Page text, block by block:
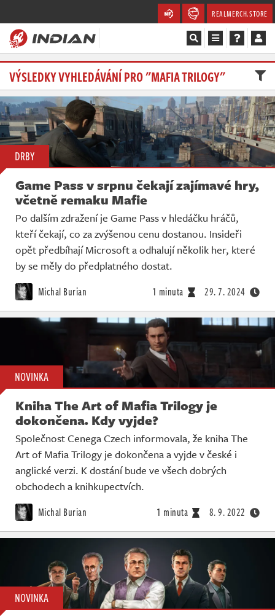
REALMERCH.STORE
Magazín
Recenze
Videa
Soutěže
Databáze
Komunita
Redakce
Živě
VÝSLEDKY VYHLEDÁVÁNÍ PRO "MAFIA TRILOGY"
DRBY
Game Pass v srpnu čekají zajímavé hry,
včetně remaku Mafie
Po dalším zdražení je Game Pass v hledáčku hráčů,
kteří čekají, co za zvýšenou cenu dostanou. Insideři
opět předbíhají Microsoft a odhalují několik her, které
by se měly do předplatného dostat.
Michal Burian 1 minuta 29. 7. 2024
NOVINKA
Kniha The Art of Mafia Trilogy je
dokončena. Kdy vyjde?
Společnost Cenega Czech informovala, že kniha The
Art of Mafia Trilogy je dokončena a vyjde v české i
anglické verzi. K dostání bude ve všech dobrých
obchodech a knihkupectvích.
Michal Burian 1 minuta 8. 9. 2022
NOVINKA